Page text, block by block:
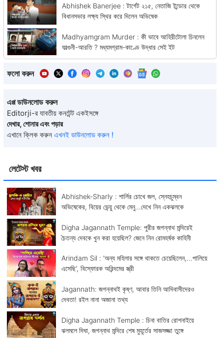
লেটেস্ট খবর
Abhishek-Sharly : শার্লির চোখে জল, স্নেহচুম্বন
অভিষেকের, বিয়ের ভেন্য়ু থেকে মেনু...দেখে নিন একঝলকে
Digha Jagannath Temple: পুরীর জগন্নাথ মন্দিরেই
চৈতন্য দেবকে খুন করা হয়েছিল? জেনে নিন রোমহর্ষক কাহিনী
Arindam Sil : 'অন্য মহিলার সঙ্গে থাকতে চেয়েছিলেন,...পালিয়ে
এসেছি', বিস্ফোরক অরিন্দমের স্ত্রী
Jagannath: জগন্নাথই কৃষ্ণ, আবার তিনি আদিবাসীদেরও
দেবতা! রইল নানা অজানা তথ্য
Digha Jagannath Temple : চিনা বাতির রোশনাইয়ে
ঝলমলে দিঘা, জগন্নাথ মন্দিরে শেষ মুহূর্তের সাজসজ্জা তুঙ্গে
Abhishek Banerjee : টার্গেট ২১৫, নেতাজি ইন্ডোর থেকে
বিধানসভার লক্ষ্য স্থির করে দিলেন অভিষেক
Madhyamgram Murder : কী ভাবে আহিরীটোলা চিনলেন
ফাল্গুনী-আরতি ? মধ্যমগ্রাম-কাণ্ডে উদ্ধার সেই ইট
ফলো করুন
এপ্প ডাউনলোড করুন
Editorji-র যাবতীয় কনটেন্ট একইসঙ্গে
দেখার, শোনার এবং পড়ার
এখানে ক্লিক করুন এখনই ডাউনলোড করুন !